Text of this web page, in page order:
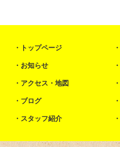
トップページ
お知らせ
アクセス・地図
ブログ
スタッフ紹介